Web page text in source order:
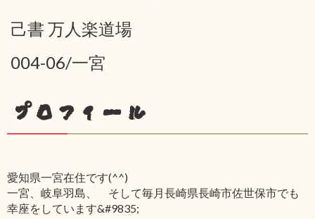
己書 万人楽道場
004-06/一宮
プロフィール
愛知県一宮在住です(^^)
一宮、岐阜羽島、 そして毎月長崎県長崎市佐世保市でも
幸座をしています&#9835;